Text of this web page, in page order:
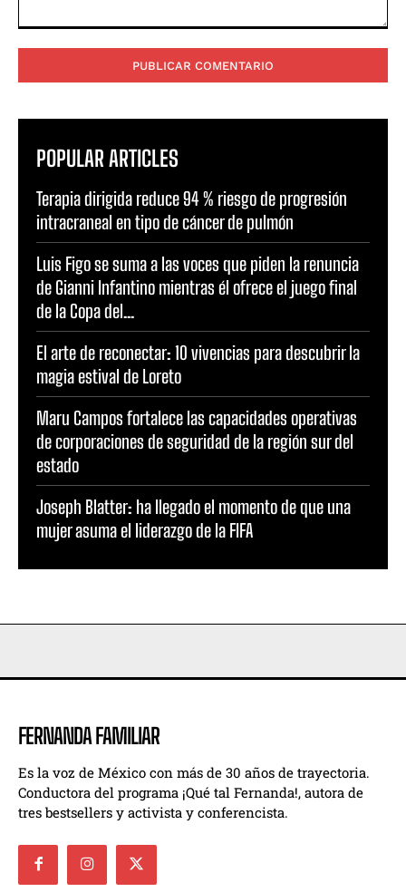
POPULAR ARTICLES
Terapia dirigida reduce 94 % riesgo de progresión
intracraneal en tipo de cáncer de pulmón
Luis Figo se suma a las voces que piden la renuncia
de Gianni Infantino mientras él ofrece el juego final
de la Copa del...
El arte de reconectar: 10 vivencias para descubrir la
magia estival de Loreto
Maru Campos fortalece las capacidades operativas
de corporaciones de seguridad de la región sur del
estado
Joseph Blatter: ha llegado el momento de que una
mujer asuma el liderazgo de la FIFA
FERNANDA FAMILIAR
Es la voz de México con más de 30 años de trayectoria.
Conductora del programa ¡Qué tal Fernanda!, autora de
tres bestsellers y activista y conferencista.